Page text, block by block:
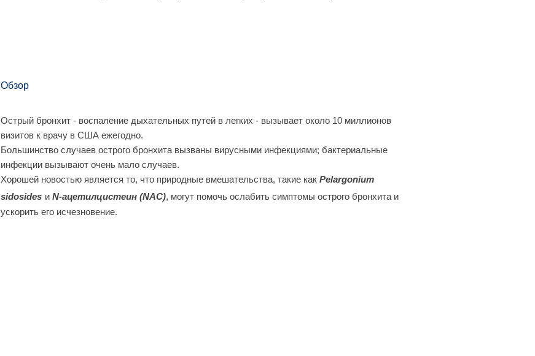
Обзор
Острый бронхит - воспаление дыхательных путей в легких - вызывает около 10 миллионов
визитов к врачу в США ежегодно.
Большинство случаев острого бронхита вызваны вирусными инфекциями; бактериальные
инфекции вызывают очень мало случаев.
Хорошей новостью является то, что природные вмешательства, такие какPelargonium
sidosides иN-ацетилцистеин (NAC), могут помочь ослабить симптомы острого бронхита и
ускорить его исчезновение.